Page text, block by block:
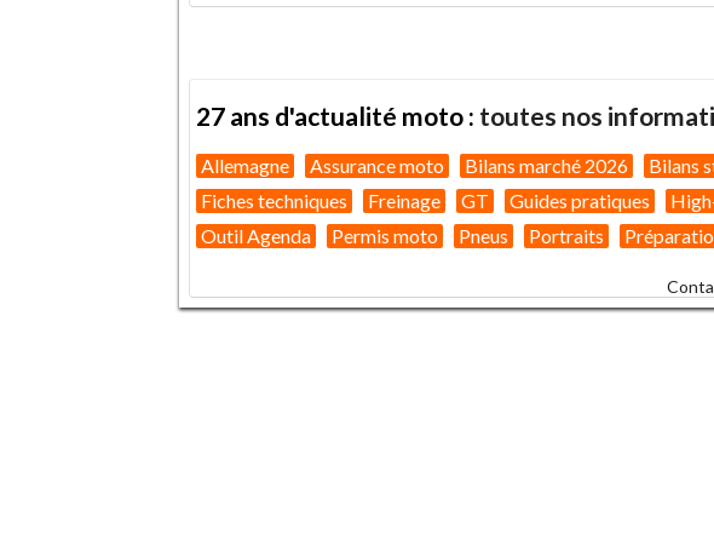
27 ans d'actualité moto : toutes nos
Allemagne Assurance moto Bilans marché 2026 Bilans
Fiches techniques
Freinage GT Guides pratiques
Outil Agenda
Permis moto Pneus Portraits